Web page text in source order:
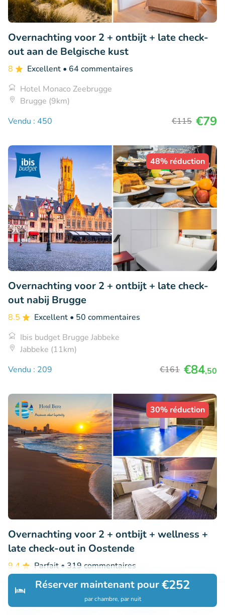
Rechercher Réservations
Réserver maintenant pour€252
par chambre, par nuit
Overnachting voor 2 + ontbijt + late check-
out aan de Belgische kust
8 Excellent • 64 commentaires
Hotel Monaco Zeebrugge
Brugge (9km)
Vendu : 450
€115 €79
48% réduction
Overnachting voor 2 + ontbijt + late check-
out nabij Brugge
8.5 Excellent • 50 commentaires
Ibis budget Brugge Jabbeke
Jabbeke (11km)
Vendu : 209
€161 €84,50
30% réduction
Overnachting voor 2 + ontbijt + wellness +
late check-out in Oostende
9.4 Parfait • 319 commentaires
Hotel Bero Oostende